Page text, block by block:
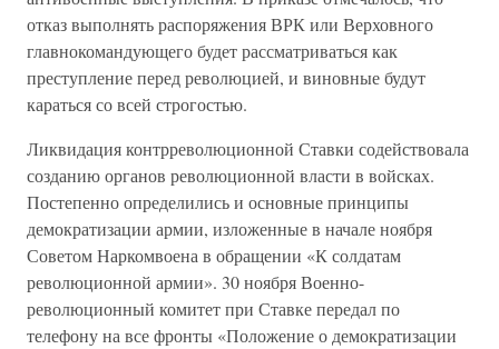
отказ выполнять распоряжения ВРК или Верховного
главнокомандующего будет рассматриваться как
преступление перед революцией, и виновные будут
караться со всей строгостью.
Ликвидация контрреволюционной Ставки содействовала
созданию органов революционной власти в войсках.
Постепенно определились и основные принципы
демократизации армии, изложенные в начале ноября
Советом Наркомвоена в обращении «К солдатам
революционной армии». 30 ноября Военно-
революционный комитет при Ставке передал по
телефону на все фронты «Положение о демократизации